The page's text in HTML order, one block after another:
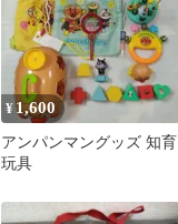
¥1,600
アンパンマングッズ 知育
玩具